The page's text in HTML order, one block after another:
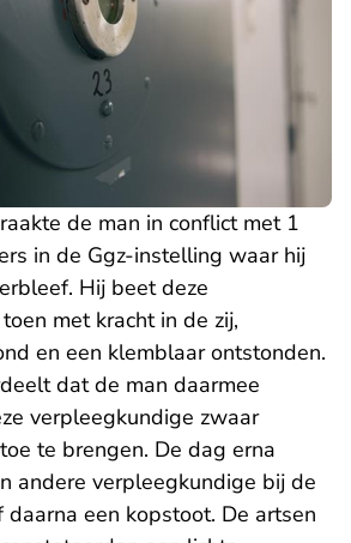
de man in conflict met 1
in de Ggz-instelling waar hij
Hij beet deze
met kracht in de zij,
en een klemblaar ontstonden.
dat de man daarmee
verpleegkundige zwaar
te brengen. De dag erna
andere verpleegkundige bij de
daarna een kopstoot. De artsen